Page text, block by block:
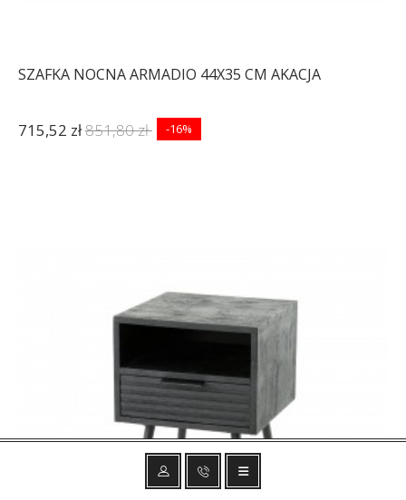
SZAFKA NOCNA ARMADIO 44X35 CM AKACJA
715,52 zł851,80 zł -16%